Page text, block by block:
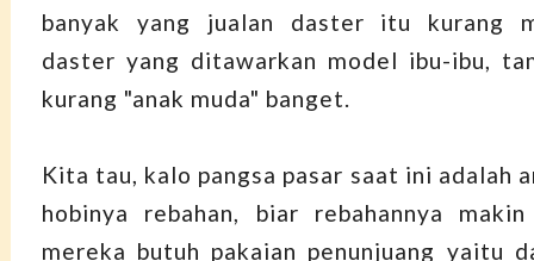
banyak yang jualan daster itu kurang
daster yang ditawarkan model ibu-ibu,
kurang "anak muda" banget.
Kita tau, kalo pangsa pasar saat ini adalah
hobinya rebahan, biar rebahannya
mereka butuh pakaian penunjuang yaitu